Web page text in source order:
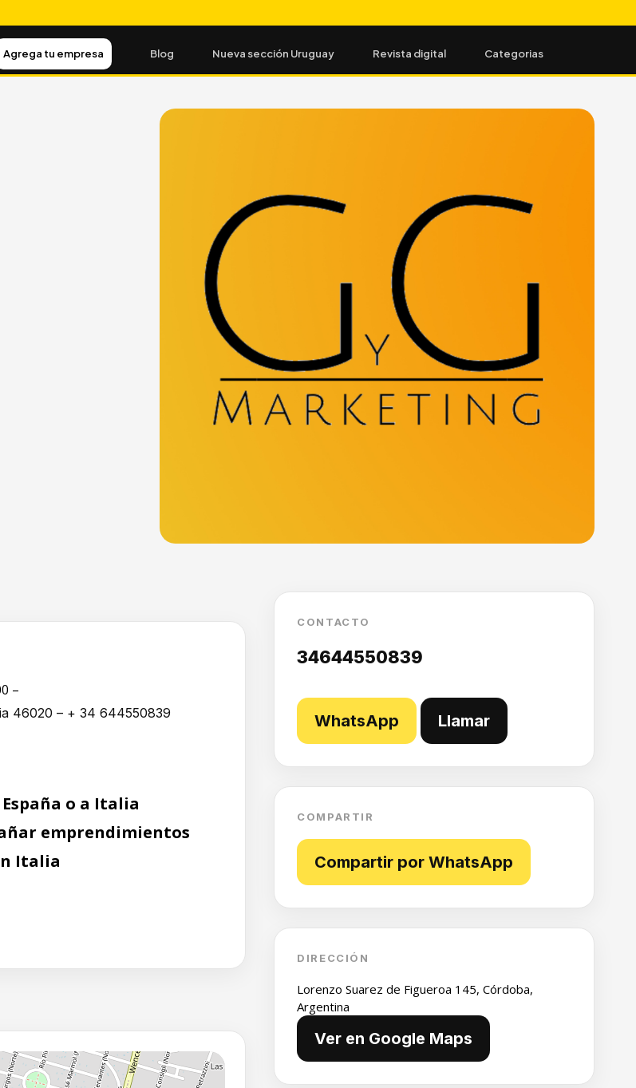
Agrega tu empresa Blog Nueva sección Uruguay Revista digital Categorias
–
46020 – + 34 644550839
o a Italia
emprendimientos
Italia
CONTACTO
34644550839
WhatsApp Llamar
COMPARTIR
Compartir por WhatsApp
DIRECCIÓN
Lorenzo Suarez de Figueroa 145, Córdoba,
Argentina
Ver en Google Maps